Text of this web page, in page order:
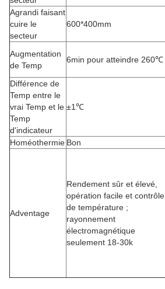
Agrandi faisant
cuire le
secteur
600*400mm
Augmentation
de Temp
6min pour atteindre 260℃
Différence de
Temp entre le
vrai Temp et le
Temp
d'indicateur
±1℃
Homéothermie Bon
Adventage
Rendement sûr et élevé,
opération facile et contrôle
de température ;
rayonnement
électromagnétique
seulement 18-30k